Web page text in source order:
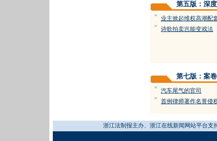
第五版：深度
= 业主掀起维权高潮配
= 诗歌拍卖岂能变戏法
第七版：案卷
= 汽车尾气的官司
= 首例律师著作名誉侵
浙江法制报主办、浙江在线新闻网站平台